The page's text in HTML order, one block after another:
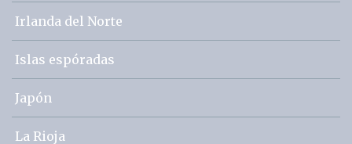
Irlanda del Norte
Islas espóradas
Japón
La Rioja